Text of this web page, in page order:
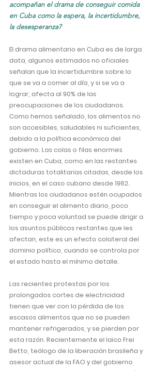
acompañan el drama de conseguir comida
en Cuba como la espera, la incertidumbre,
la desesperanza?
El drama alimentario en Cuba es de larga
data, algunos estimados no oficiales
señalan que la incertidumbre sobre lo
que se va a comer al día, y si se va a
lograr, afecta al 90% de las
preocupaciones de los ciudadanos.
Como hemos señalado, los alimentos no
son accesibles, saludables ni suficientes,
debido a la política económica del
gobierno. Las colas o filas enormes
existen en Cuba, como en las restantes
dictaduras totalitarias citadas, desde los
inicios, en el caso cubano desde 1962.
Mientras los ciudadanos estén ocupados
en conseguir el alimento diario, poco
tiempo y poca voluntad se puede dirigir a
los asuntos públicos restantes que les
afectan, este es un efecto colateral del
dominio político, cuando se controla por
el estado hasta el mínimo detalle.
Las recientes protestas por los
prolongados cortes de electricidad
tienen que ver con la pérdida de los
escasos alimentos que no se pueden
mantener refrigerados, y se pierden por
esta razón. Recientemente el laico Frei
Betto, teólogo de la liberación brasileña y
asesor actual de la FAO y del gobierno